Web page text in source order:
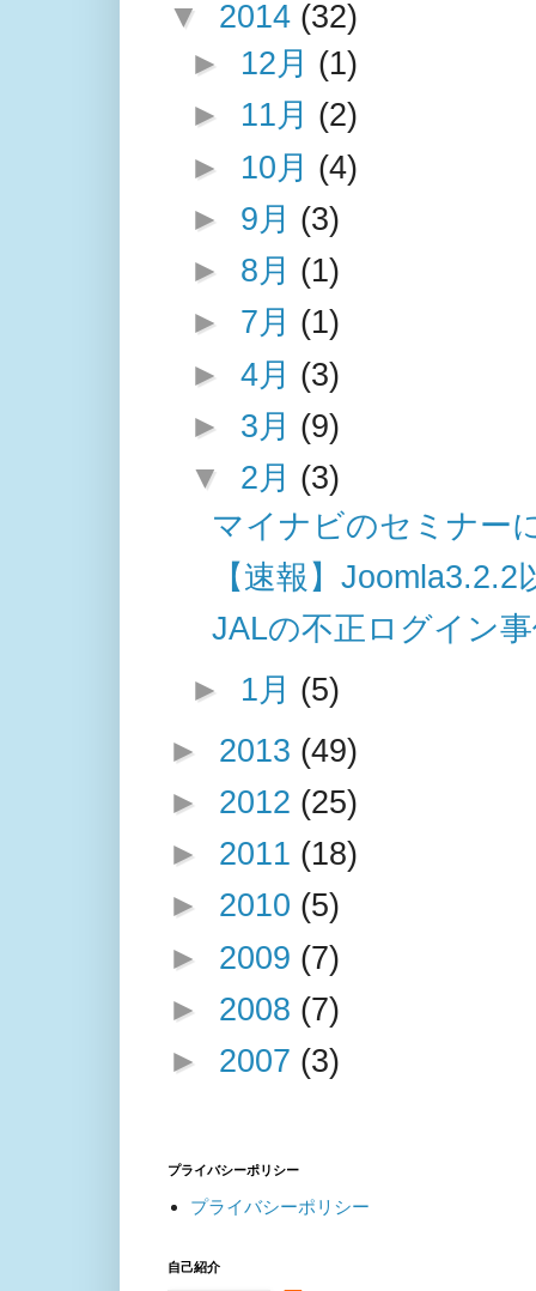
▼ 2014 (32)
► 12月 (1)
► 11月 (2)
► 10月 (4)
► 9月 (3)
► 8月 (1)
► 7月 (1)
► 4月 (3)
► 3月 (9)
▼ 2月 (3)
マイナビのセミナー
【速報】
JALの不正ログイン
► 1月 (5)
► 2013 (49)
► 2012 (25)
► 2011 (18)
► 2010 (5)
► 2009 (7)
► 2008 (7)
► 2007 (3)
プライバシーポリシー
プライバシーポリシー
自己紹介